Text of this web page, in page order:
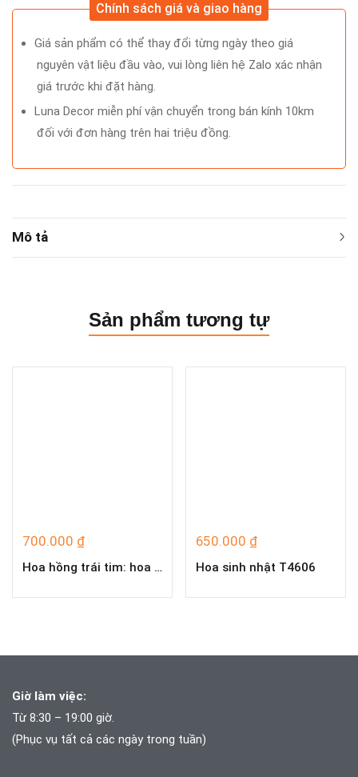
Chính sách giá và giao hàng
Giá sản phẩm có thể thay đổi từng ngày theo giá
nguyên vật liệu đầu vào, vui lòng liên hệ Zalo xác nhận
giá trước khi đặt hàng.
Luna Decor miễn phí vận chuyển trong bán kính 10km
đối với đơn hàng trên hai triệu đồng.
Mô tả
Sản phẩm tương tự
700.000 ₫
Hoa hồng trái tim: hoa hồng đỏ nhung, baby trắng T4262
650.000 ₫
Hoa sinh nhật T4606
Giờ làm việc:
Từ 8:30 – 19:00 giờ.
(Phục vụ tất cả các ngày trong tuần)